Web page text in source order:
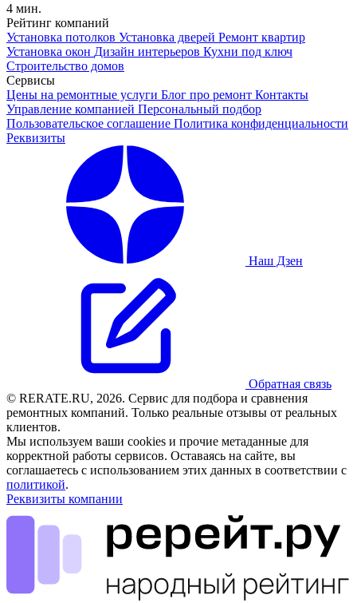
4 мин.
Рейтинг компаний
Установка потолков Установка дверей Ремонт квартир
Установка окон Дизайн интерьеров Кухни под ключ
Строительство домов
Сервисы
Цены на ремонтные услуги Блог про ремонт Контакты
Управление компанией Персональный подбор
Пользовательское соглашение Политика конфиденциальности
Реквизиты
Наш Дзен
Обратная связь
© RERATE.RU, 2026. Сервис для подбора и сравнения
ремонтных компаний. Только реальные отзывы от реальных
клиентов.
Мы используем ваши cookies и прочие метаданные для
корректной работы сервисов. Оставаясь на сайте, вы
соглашаетесь с использованием этих данных в соответствии с
политикой.
Реквизиты компании